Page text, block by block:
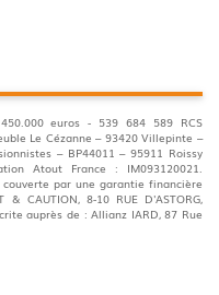
450.000 euros - 539 684 589 RCS
Le Cézanne – 93420 Villepinte –
– BP44011 – 95911 Roissy
Atout France : IM093120021.
par une garantie financière
& CAUTION, 8-10 RUE D'ASTORG,
auprès de : Allianz IARD, 87 Rue